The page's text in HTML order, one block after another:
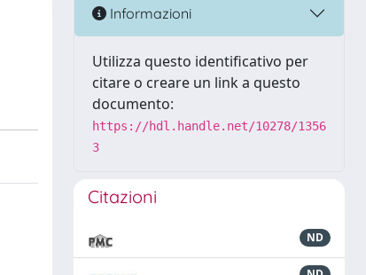
Informazioni
Utilizza questo identificativo per
citare o creare un link a questo
documento:
https://hdl.handle.net/10278/1356
3
Citazioni
ND